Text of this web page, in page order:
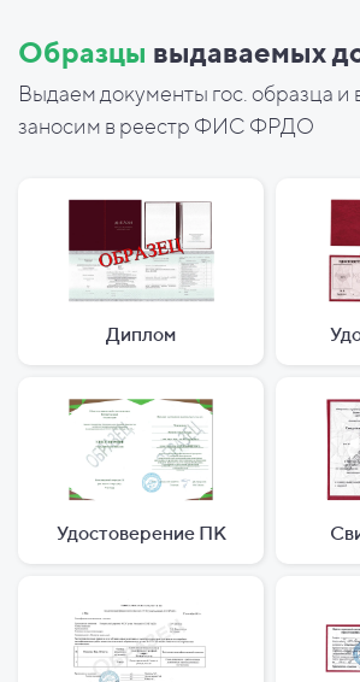
Образцы выдаваемых
Выдаем документы гос. образца и
заносим в реестр ФИС ФРДО
Диплом
Удостоверение ПК